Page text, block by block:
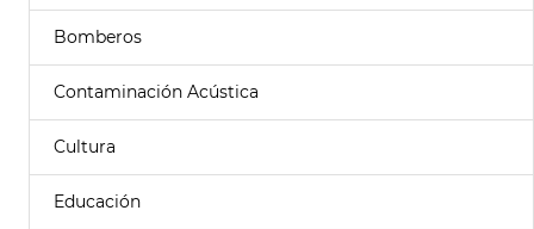
Bomberos
Contaminación Acústica
Cultura
Educación